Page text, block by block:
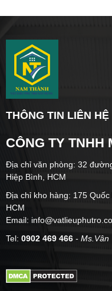
THÔNG TIN LIÊN HỆ
CÔNG TY TNHH
Địa chỉ văn phòng: 32
Hiệp Bình, HCM
Địa chỉ kho hàng: 175 Quốc
HCM
Email:
Tel: 0902 469 466 - Ms.Vân